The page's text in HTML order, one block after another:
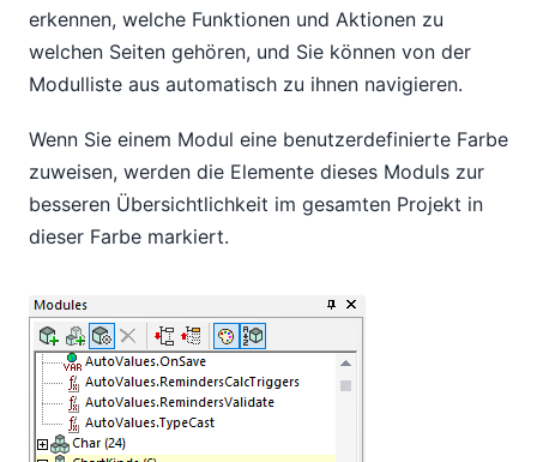
erkennen, welche Funktionen und Aktionen zu
welchen Seiten gehören, und Sie können von der
Modulliste aus automatisch zu ihnen navigieren.
Wenn Sie einem Modul eine benutzerdefinierte Farbe
zuweisen, werden die Elemente dieses Moduls zur
besseren Übersichtlichkeit im gesamten Projekt in
dieser Farbe markiert.